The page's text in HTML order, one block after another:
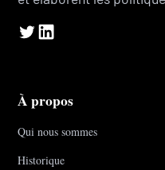
À propos
Qui nous sommes
Historique